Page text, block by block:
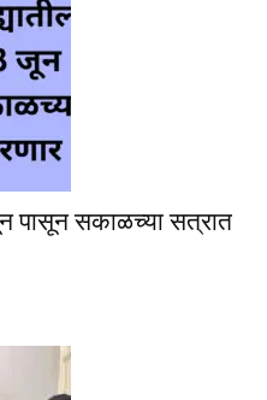
पासून सकाळच्या सत्रात